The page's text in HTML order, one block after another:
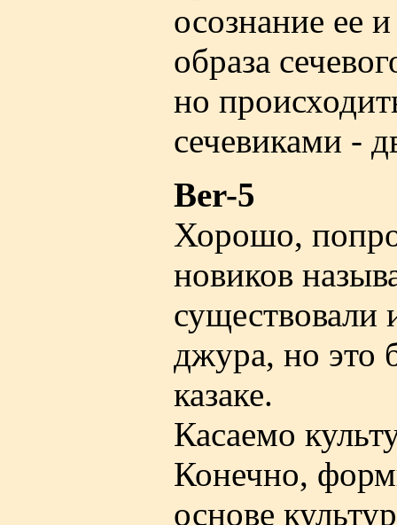
осознание ее
образа
но
сечевиками -
Ber-5
Хорошо,
новиков
существовали
джура, но это
казаке.
Касаемо
Конечно,
основе